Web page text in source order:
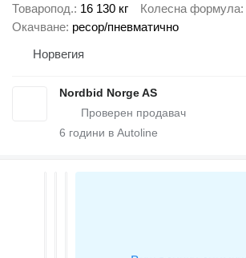
Товаропод. 16 130 кг Колесна формула
Окачване ресор/пневматично
Норвегия
Nordbid Norge AS
6 години в Autoline